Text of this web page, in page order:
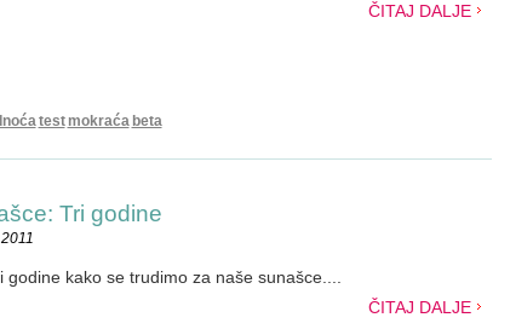
ČITAJ DALJE
test mokraća beta
Tri godine
godine kako se trudimo za naše sunašce....
ČITAJ DALJE